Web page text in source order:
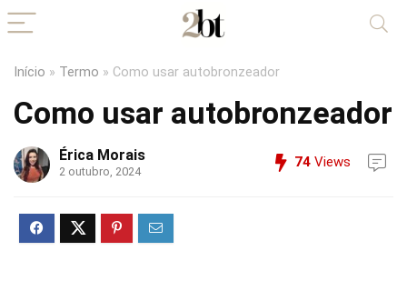
Início » Termo » Como usar autobronzeador
Como usar autobronzeador
Érica Morais
2 outubro, 2024
74 Views